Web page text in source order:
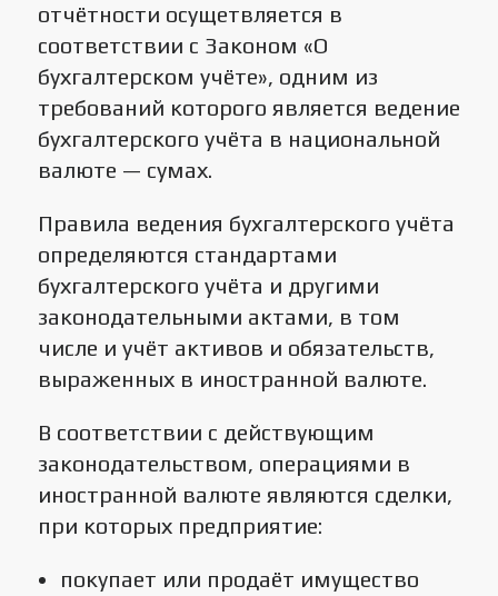
отчётности осущетвляется в
соответствии с Законом «О
бухгалтерском учёте», одним из
требований которого является ведение
бухгалтерского учёта в национальной
валюте — сумах.
Правила ведения бухгалтерского учёта
определяются стандартами
бухгалтерского учёта и другими
законодательными актами, в том
числе и учёт активов и обязательств,
выраженных в иностранной валюте.
В соответствии с действующим
законодательством, операциями в
иностранной валюте являются сделки,
при которых предприятие:
покупает или продаёт имущество